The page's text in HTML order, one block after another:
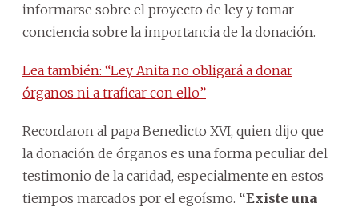
informarse sobre el proyecto de ley y tomar
conciencia sobre la importancia de la donación.
Lea también: “Ley Anita no obligará a donar
órganos ni a traficar con ello”
Recordaron al papa Benedicto XVI, quien dijo que
la donación de órganos es una forma peculiar del
testimonio de la caridad, especialmente en estos
tiempos marcados por el egoísmo. “Existe una